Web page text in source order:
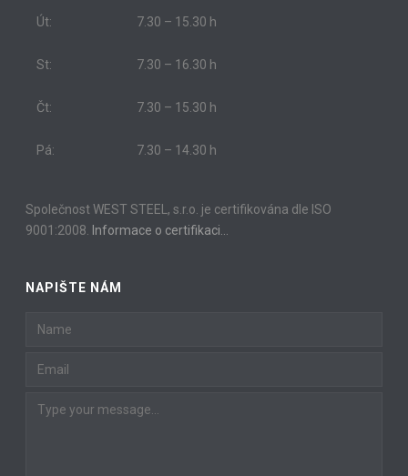
Út: 7.30 – 15.30 h
St: 7.30 – 16.30 h
Čt: 7.30 – 15.30 h
Pá: 7.30 – 14.30 h
Společnost WEST STEEL, s.r.o. je certifikována dle ISO
9001:2008.
Informace o certifikaci…
NAPIŠTE NÁM